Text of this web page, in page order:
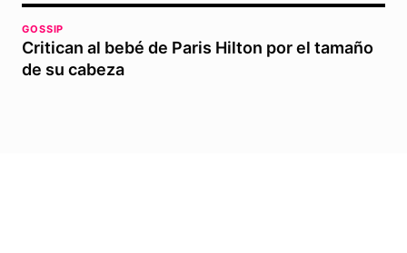
GOSSIP
Critican al bebé de Paris Hilton por el tamaño
de su cabeza